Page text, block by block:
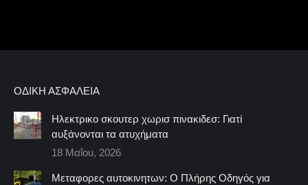
ΟΔΙΚΉ ΑΣΦΆΛΕΙΑ
Ηλεκτρικο σκουτερ χωρισ πινακιδεσ: Γιατί
αυξάνονται τα ατυχήματα
18 Μαΐου, 2026
Μεταφορες αυτοκινητων: Ο Πλήρης Οδηγός για